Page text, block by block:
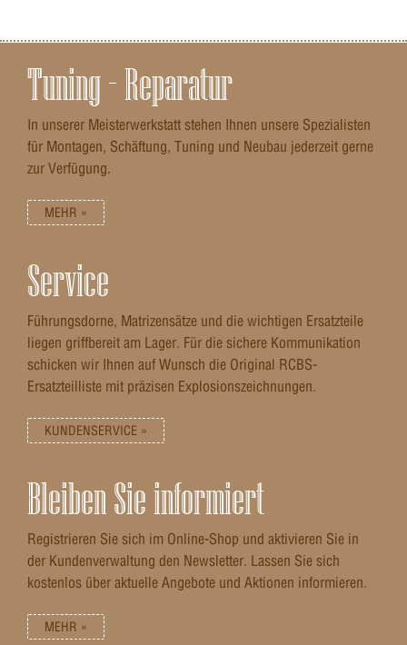
Tuning – Reparatur
In unserer Meisterwerkstatt stehen Ihnen unsere Spezialisten
für Montagen, Schäftung, Tuning und Neubau jederzeit gerne
zur Verfügung.
MEHR »
Service
Führungsdorne, Matrizensätze und die wichtigen Ersatzteile
liegen griffbereit am Lager. Für die sichere Kommunikation
schicken wir Ihnen auf Wunsch die Original RCBS-
Ersatzteilliste mit präzisen Explosionszeichnungen.
KUNDENSERVICE »
Bleiben Sie informiert
Registrieren Sie sich im Online-Shop und aktivieren Sie in
der Kundenverwaltung den Newsletter. Lassen Sie sich
kostenlos über aktuelle Angebote und Aktionen informieren.
MEHR »